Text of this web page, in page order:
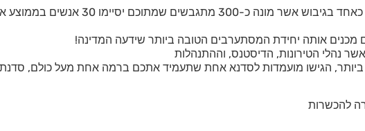
נהלי הטירונות, הדיסטנס, וההתנהלות
ביותר, הגישו מועמדות לסדנא אחת שתעמיד אתכם ברמה אחת מעל כולם,
להכשרות